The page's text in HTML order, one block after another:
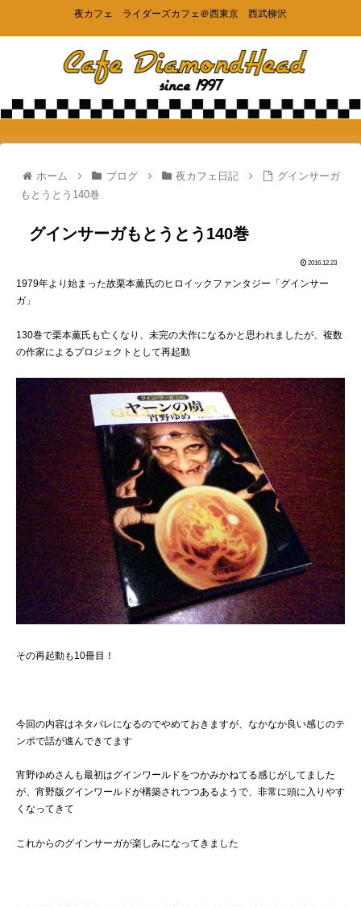
夜カフェ ライダーズカフェ＠西東京 西武柳沢
ホーム ブログ 夜カフェ日記
グインサーガ
もとうとう140巻
グインサーガもとうとう140巻
2016.12.23
1979年より始まった故栗本薫氏のヒロイックファンタジー「グインサー
ガ」
130巻で栗本薫氏も亡くなり、未完の大作になるかと思われましたが、複数
の作家によるプロジェクトとして再起動
その再起動も10冊目！
今回の内容はネタバレになるのでやめておきますが、なかなか良い感じのテ
ンポで話が進んできてます
宵野ゆめさんも最初はグインワールドをつかみかねてる感じがしてました
が、宵野版グインワールドが構築されつつあるようで、非常に頭に入りやす
くなってきて
これからのグインサーガが楽しみになってきました